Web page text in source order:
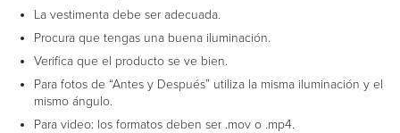
La vestimenta debe ser adecuada.
Procura que tengas una buena iluminación.
Verifica que el producto se ve bien.
Para fotos de “Antes y Después” utiliza la misma iluminación y el
mismo ángulo.
Para video: los formatos deben ser .mov o .mp4.